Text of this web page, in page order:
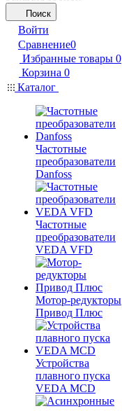
Поиск
Войти
Сравнение0
Избранные товары 0
Корзина 0
Каталог
Частотные
преобразователи
Danfoss
Частотные
преобразователи
VEDA VFD
Мотор-редукторы
Привод Плюс
Устройства
плавного пуска
VEDA MCD